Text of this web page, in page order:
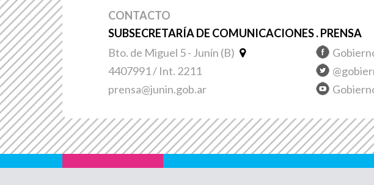
CONTACTO
SUBSECRETARÍA DE COMUNICACIONES . PRENSA
Bto. de Miguel 5 - Junín (B)
4407991 / Int. 2211
prensa@junin.gob.ar